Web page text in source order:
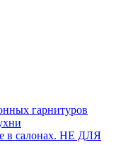
гарнитуров
в салонах. НЕ ДЛЯ